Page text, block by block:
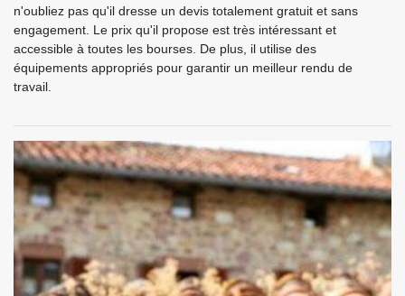
n'oubliez pas qu'il dresse un devis totalement gratuit et sans
engagement. Le prix qu'il propose est très intéressant et
accessible à toutes les bourses. De plus, il utilise des
équipements appropriés pour garantir un meilleur rendu de
travail.